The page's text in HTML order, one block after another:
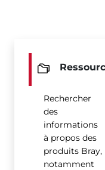
Rechercher
des
informations
à propos des
produits Bray,
notamment